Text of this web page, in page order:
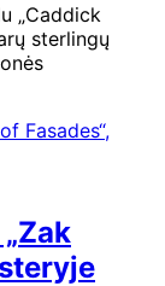
„Caddick
sterlingų